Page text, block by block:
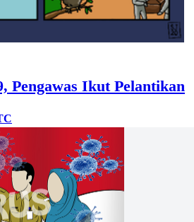
Pengawas Ikut Pelantikan